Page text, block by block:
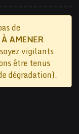
de
À AMENER
vigilants
être tenus
dégradation).